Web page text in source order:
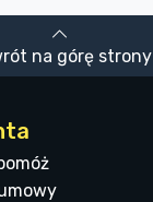
na górę strony